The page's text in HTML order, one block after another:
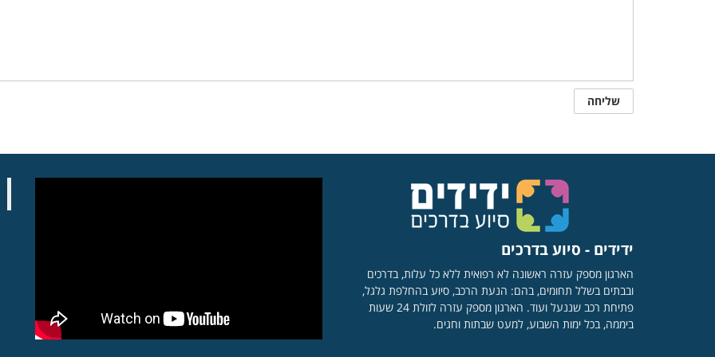
ידידים - סיוע בדרכים
הארגון מספק עזרה ראשונה לא רפואית ללא כל עלות, בדרכים
ובבתים בשלל תחומים, בהם: הנעת הרכב, סיוע בהחלפת גלגל,
פתיחת רכב שננעל ועוד. הארגון מספק עזרה לזולת 24 שעות
ביממה, בכל ימות השבוע, למעט שבתות וחגים.